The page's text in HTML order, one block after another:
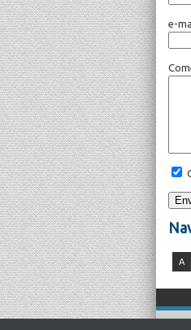
e-
A